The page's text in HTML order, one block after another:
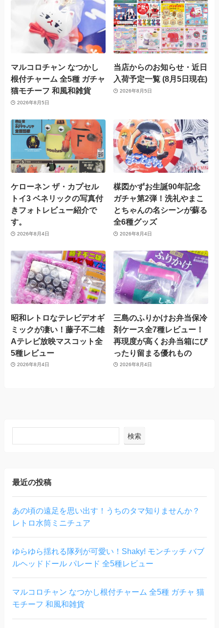
マルコロチャン なつかし
根付チャーム 全5種 ガチャ
猫モチーフ 和風和雑貨
2026年8月5日
当店からのお知らせ・近日
入荷予定一覧 (8月5日現在)
2026年8月5日
ケローネン ザ・カプセル
トイ3 ベネリックの写真付
きフォトレビュー紹介で
す。
2026年8月4日
楳図かずお生誕90年記念
ガチャ第2弾！洗礼やまこ
とちゃんの名シーンが蘇る
全6種グッズ
2026年8月4日
昭和レトロなテレビデオギ
ミックが凄い！藤子不二雄
Aテレビ放映マスコット全
5種レビュー
2026年8月4日
三島のふりかけお弁当保冷
剤ケース全7種レビュー！
再現度が高くお弁当箱にぴ
ったり留まる優れもの
2026年8月4日
検索
最近の投稿
あの頃の遠足を思い出す！うちのタマ知りませんか？
レトロ水筒ミニチュア
ゆらゆら揺れる隊列が可愛い！Shaky! モンチッチ バブ
ルヘッドドール パレード 全5種レビュー
マルコロチャン なつかし根付チャーム 全5種 ガチャ 猫
モチーフ 和風和雑貨